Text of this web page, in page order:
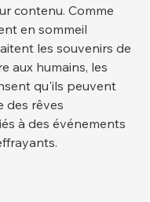
contenu. Comme
en sommeil
les souvenirs de
aux humains, les
qu'ils peuvent
des rêves
à des événements